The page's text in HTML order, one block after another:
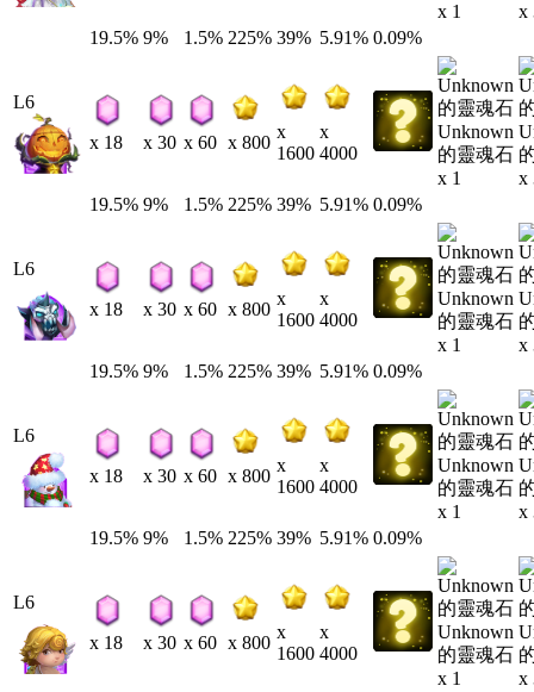
x 1
x
19.5% 9% 1.5% 225% 39% 5.91% 0.09%
L6
x 18 x 30 x 60 x 800
x
1600
x
4000
Unknown
的靈魂石
x 1
x
19.5% 9% 1.5% 225% 39% 5.91% 0.09%
L6
x 18 x 30 x 60 x 800
x
1600
x
4000
Unknown
的靈魂石
x 1
x
19.5% 9% 1.5% 225% 39% 5.91% 0.09%
L6
x 18 x 30 x 60 x 800
x
1600
x
4000
Unknown
的靈魂石
x 1
x
19.5% 9% 1.5% 225% 39% 5.91% 0.09%
L6
x 18 x 30 x 60 x 800
x
1600
x
4000
Unknown
的靈魂石
x 1
x